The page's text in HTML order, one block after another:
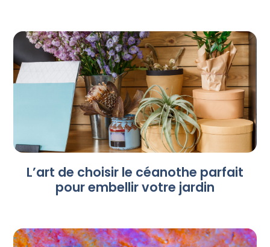
L’art de choisir le céanothe parfait
pour embellir votre jardin